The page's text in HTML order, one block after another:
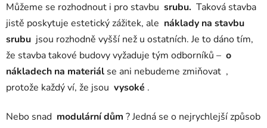
Můžeme se rozhodnout i pro stavbu srubu. Taková stavba
jistě poskytuje estetický zážitek, ale náklady na stavbu
srubu jsou rozhodně vyšší než u ostatních. Je to dáno tím,
že stavba takové budovy vyžaduje tým odborníků – o
nákladech na materiál se ani nebudeme zmiňovat ,
protože každý ví, že jsou vysoké .
Nebo snad modulární dům ? Jedná se o nejrychlejší způsob